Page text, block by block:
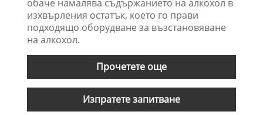
обаче намалява съдържанието на алкохол в
изхвърления остатък, което го прави
подходящо оборудване за възстановяване
на алкохол.
Прочетете още
Изпратете запитване